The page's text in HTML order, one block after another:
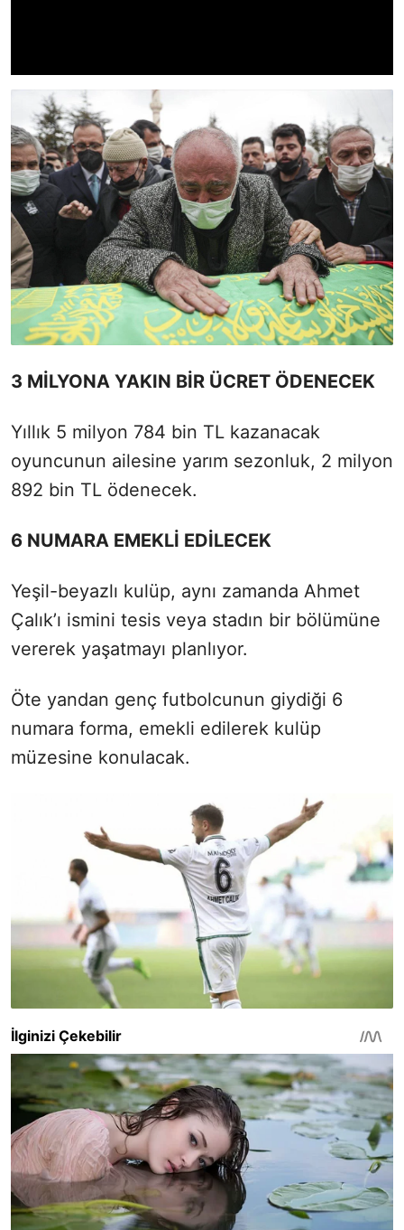
3 MİLYONA YAKIN BİR ÜCRET ÖDENECEK
Yıllık 5 milyon 784 bin TL kazanacak
oyuncunun ailesine yarım sezonluk, 2 milyon
892 bin TL ödenecek.
6 NUMARA EMEKLİ EDİLECEK
Yeşil-beyazlı kulüp, aynı zamanda Ahmet
Çalık’ı ismini tesis veya stadın bir bölümüne
vererek yaşatmayı planlıyor.
Öte yandan genç futbolcunun giydiği 6
numara forma, emekli edilerek kulüp
müzesine konulacak.